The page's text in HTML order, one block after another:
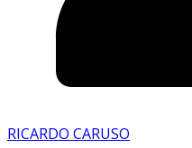
RICARDO CARUSO